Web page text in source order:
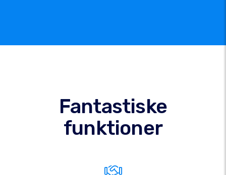
Fantastiske
funktioner